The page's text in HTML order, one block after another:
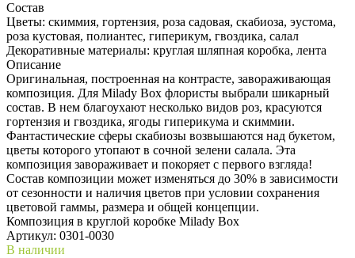
Состав
Цветы: скиммия, гортензия, роза садовая, скабиоза, эустома,
роза кустовая, полиантес, гиперикум, гвоздика, салал
Декоративные материалы: круглая шляпная коробка, лента
Описание
Оригинальная, построенная на контрасте, завораживающая
композиция. Для Milady Box флористы выбрали шикарный
состав. В нем благоухают несколько видов роз, красуются
гортензия и гвоздика, ягоды гиперикума и скиммии.
Фантастические сферы скабиозы возвышаются над букетом,
цветы которого утопают в сочной зелени салала. Эта
композиция завораживает и покоряет с первого взгляда!
Состав композиции может изменяться до 30% в зависимости
от сезонности и наличия цветов при условии сохранения
цветовой гаммы, размера и общей концепции.
Композиция в круглой коробке Milady Box
Артикул: 0301-0030
В наличии